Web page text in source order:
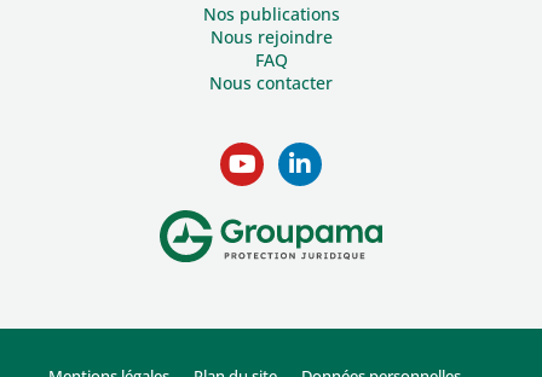
Nos publications
Nous rejoindre
FAQ
Nous contacter